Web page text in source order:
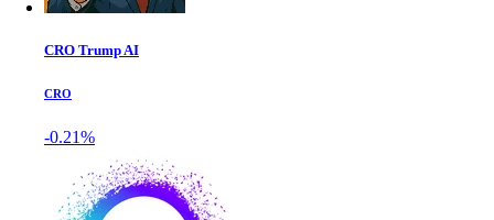
CRO Trump AI
CRO
-0.21%